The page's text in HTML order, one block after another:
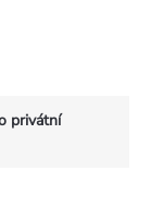
privátní